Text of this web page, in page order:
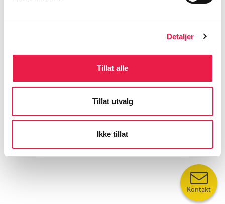
Detaljer
Tillat alle
Tillat utvalg
Ikke tillat
Kontakt